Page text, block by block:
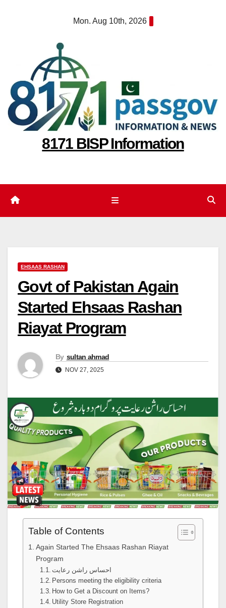
Mon. Aug 10th, 2026
8171 BISP Information
EHSAAS RASHAN
Govt of Pakistan Again
Started Ehsaas Rashan
Riayat Program
By sultan ahmad
NOV 27, 2025
Table of Contents
Again Started The Ehsaas Rashan Riayat
Program
احساس راشن رعایت
Persons meeting the eligibility criteria
How to Get a Discount on Items?
Utility Store Registration